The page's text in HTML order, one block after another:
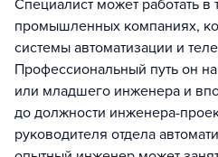
Специалист может работать в
промышленных компаниях,
системы автоматизации и
Профессиональный путь он
или младшего инженера и
до должности инженера-
руководителя отдела